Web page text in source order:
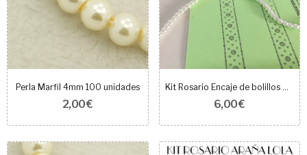
Perla Marfil 4mm 100 unidades
2,00 €
Kit Rosario Encaje de bolillos Oro
6,00 €